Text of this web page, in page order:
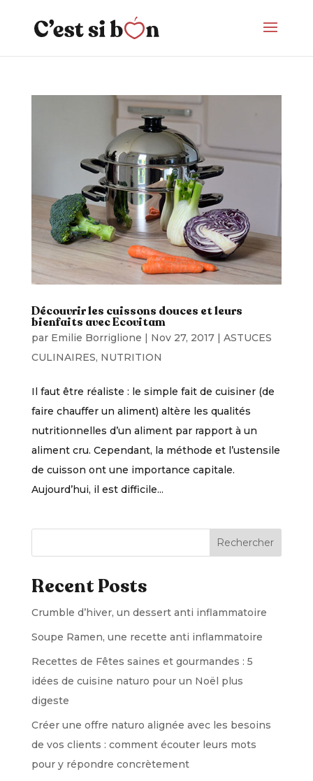
Découvrir les cuissons douces et leurs
bienfaits avec Ecovitam
par Emilie Borriglione | Nov 27, 2017| ASTUCES
CULINAIRES, NUTRITION
Il faut être réaliste : le simple fait de cuisiner (de
faire chauffer un aliment) altère les qualités
nutritionnelles d’un aliment par rapport à un
aliment cru. Cependant, la méthode et l’ustensile
de cuisson ont une importance capitale.
Aujourd’hui, il est difficile...
Rechercher
Recent Posts
Crumble d’hiver, un dessert anti inflammatoire
Soupe Ramen, une recette anti inflammatoire
Recettes de Fêtes saines et gourmandes : 5
idées de cuisine naturo pour un Noël plus
digeste
Créer une offre naturo alignée avec les besoins
de vos clients : comment écouter leurs mots
pour y répondre concrètement